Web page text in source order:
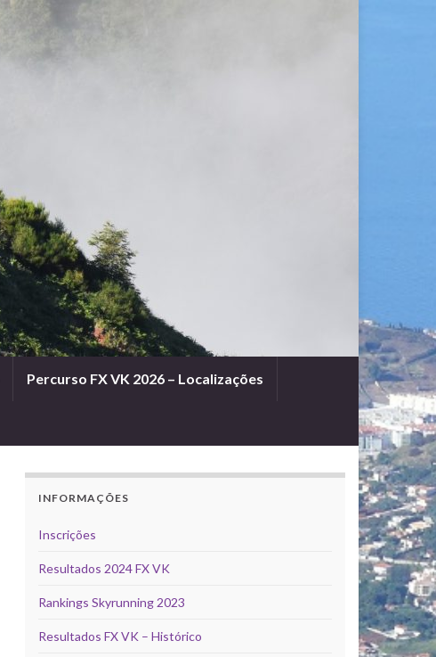
Percurso FX VK 2026 – Localizações
INFORMAÇÕES
Inscrições
Resultados 2024 FX VK
Rankings Skyrunning 2023
Resultados FX VK – Histórico